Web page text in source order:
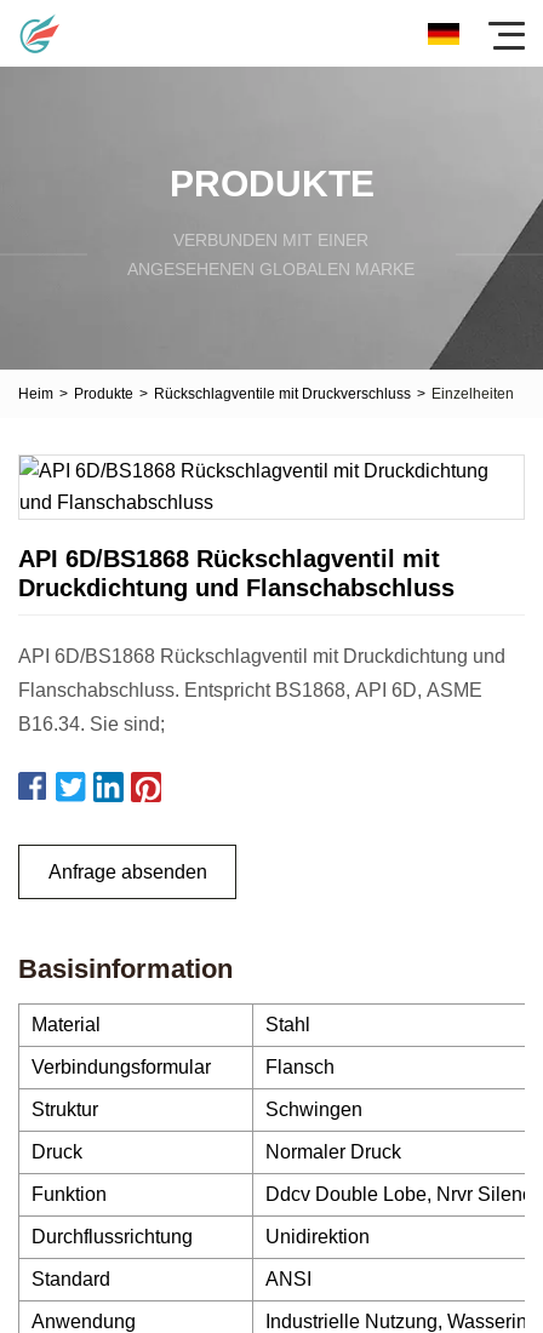
PRODUKTE
VERBUNDEN MIT EINER
ANGESEHENEN GLOBALEN MARKE
Heim > Produkte > Rückschlagventile mit Druckverschluss > Einzelheiten
API 6D/BS1868 Rückschlagventil mit
Druckdichtung und Flanschabschluss
API 6D/BS1868 Rückschlagventil mit Druckdichtung und
Flanschabschluss. Entspricht BS1868, API 6D, ASME
B16.34. Sie sind;
Anfrage absenden
Basisinformation
Material Stahl
Verbindungsformular Flansch
Struktur Schwingen
Druck Normaler Druck
Funktion Ddcv Double Lobe, Nrvr
Durchflussrichtung Unidirektion
Standard ANSI
Anwendung Industrielle Nutzung,